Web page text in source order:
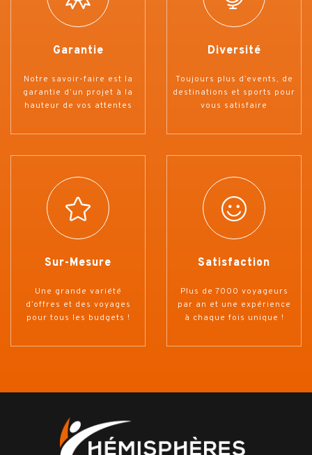
Garantie
Notre savoir-faire est la
garantie d’un projet à la
hauteur de vos attentes
Diversité
Toujours plus d’events, de
destinations et sports pour
vous satisfaire
Sur-Mesure
Une grande variété
d’offres et des voyages
pour tous les budgets !
Satisfaction
Plus de 7000 voyageurs
par an et une expérience
à chaque fois unique !